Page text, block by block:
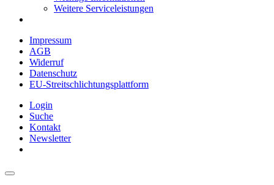
Weitere Serviceleistungen
Impressum
AGB
Widerruf
Datenschutz
EU-Streitschlichtungsplattform
Login
Suche
Kontakt
Newsletter